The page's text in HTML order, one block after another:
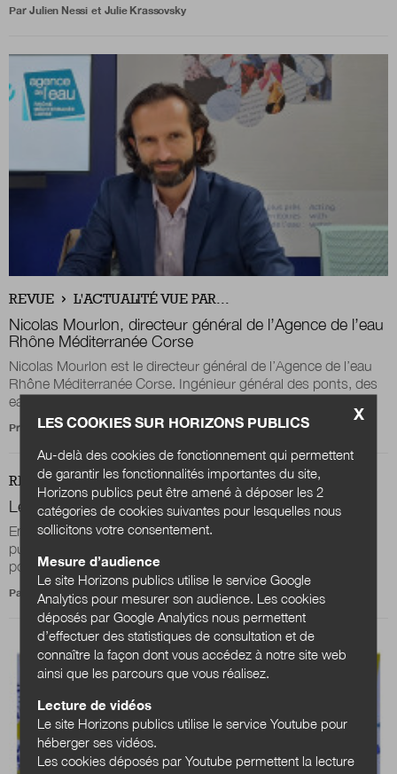
Par Julien Nessi et Julie Krassovsky
REVUE L'ACTUALITÉ VUE PAR...
Nicolas Mourlon, directeur général de l’Agence de l’eau
Rhône Méditerranée Corse
Nicolas Mourlon est le directeur général de l’Agence de l’eau
Rhône Méditerranée Corse. Ingénieur général des ponts, des
eaux et des forêts, il a...
Propos recueillis par Baptiste Gapenne
REVUE ILS NOUS ÉTONNENT
Le Grand Annecy veut en finir avec le fioul
En 2024, le Grand Annecy a lancé son Lab d’innovation
publique. Quelques mois plus tard, la première initiative était
portée sur les fonts baptismaux...
Par Stéphane Menu
X
LES COOKIES SUR HORIZONS PUBLICS
Au-delà des cookies de fonctionnement qui permettent
de garantir les fonctionnalités importantes du site,
Horizons publics peut être amené à déposer les 2
catégories de cookies suivantes pour lesquelles nous
sollicitons votre consentement.
Mesure d’audience
Le site Horizons publics utilise le service Google
Analytics pour mesurer son audience. Les cookies
déposés par Google Analytics nous permettent
d’effectuer des statistiques de consultation et de
connaître la façon dont vous accédez à notre site web
ainsi que les parcours que vous réalisez.
Lecture de vidéos
Le site Horizons publics utilise le service Youtube pour
héberger ses vidéos.
Les cookies déposés par Youtube permettent la lecture